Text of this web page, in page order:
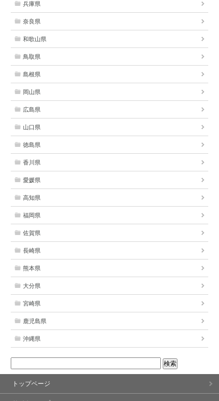
兵庫県
奈良県
和歌山県
鳥取県
島根県
岡山県
広島県
山口県
徳島県
香川県
愛媛県
高知県
福岡県
佐賀県
長崎県
熊本県
大分県
宮崎県
鹿児島県
沖縄県
トップページ